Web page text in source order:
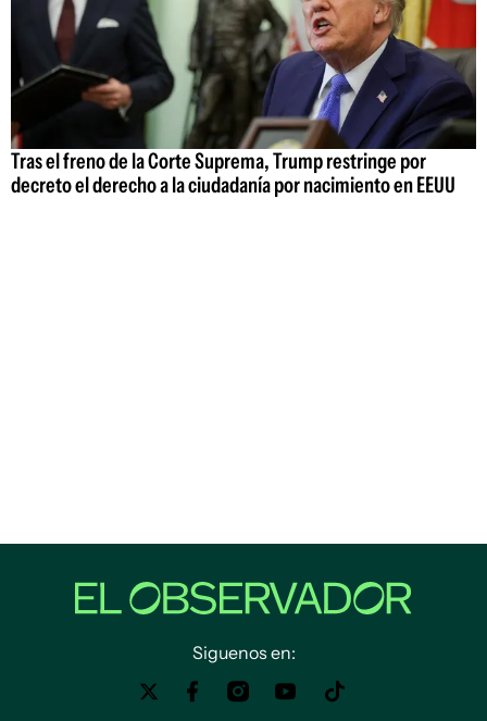
Tras el freno de la Corte Suprema, Trump restringe por
decreto el derecho a la ciudadanía por nacimiento en EEUU
Siguenos en: